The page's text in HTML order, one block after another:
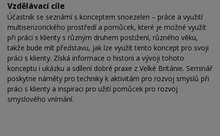
Vzdělávací cíle
Účastník se seznámí s konceptem snoezelen – práce a využití
multisenzorického prostředí a pomůcek, které je možné využít
při práci s klienty s různým druhem postižení, různého věku,
takže bude mít představu, jak lze využít tento koncept pro svoji
práci s klienty. Získá informace o historii a vývoji tohoto
konceptu i ukázku a sdílení dobré praxe z Velké Británie. Seminář
poskytne náměty pro techniky k aktivitám pro rozvoj smyslů při
práci s klienty a inspiraci pro užití pomůcek pro rozvoj
smyslového vnímání.